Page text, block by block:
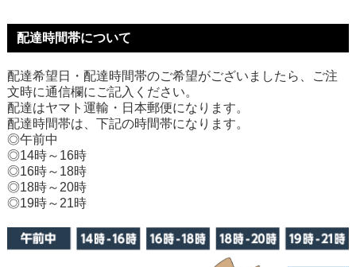
配達時間帯について
配達希望日・配達時間帯のご希望がございましたら、ご注
文時に通信欄にご記入ください。
配達はヤマト運輸・日本郵便になります。
配達時間帯は、下記の時間帯になります。
◎午前中
◎14時～16時
◎16時～18時
◎18時～20時
◎19時～21時